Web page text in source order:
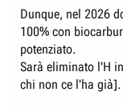
Dunque, nel 2026
100% con
potenziato.
Sarà eliminato l'H
chi non ce l'ha già].